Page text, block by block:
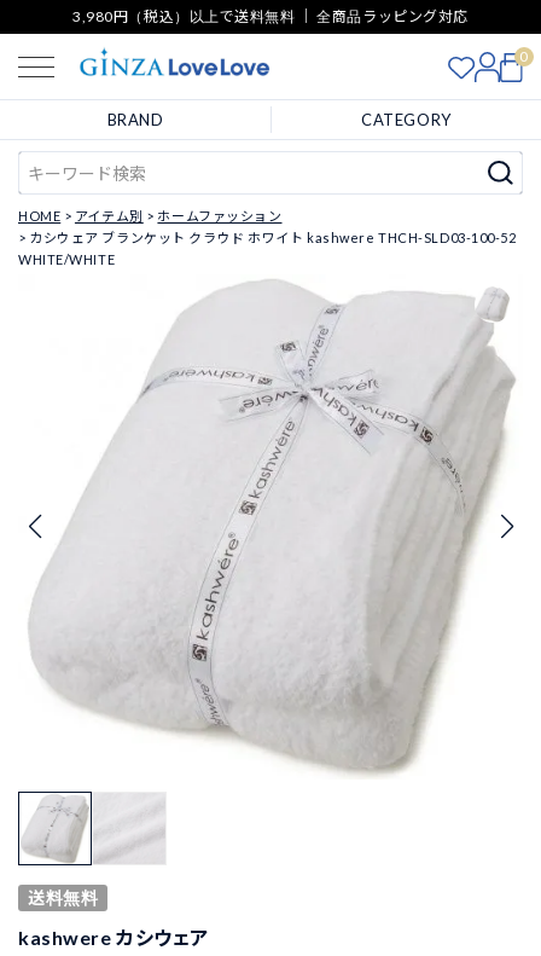
3,980円（税込）以上で送料無料 ｜ 全商品ラッピング対応
0
BRAND CATEGORY
HOME アイテム別
ホームファッション
カシウェア ブランケット クラウド ホワイト kashwere THCH-SLD03-100-52
WHITE/WHITE
送料無料
kashwere カシウェア